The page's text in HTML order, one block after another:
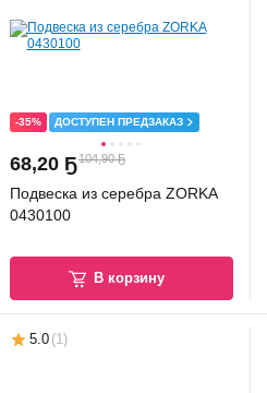
-35% ДОСТУПЕН ПРЕДЗАКАЗ
68,20 Ҕ104,90 Ҕ
Подвеска из серебра ZORKA
0430100
В корзину
5.0 (1)